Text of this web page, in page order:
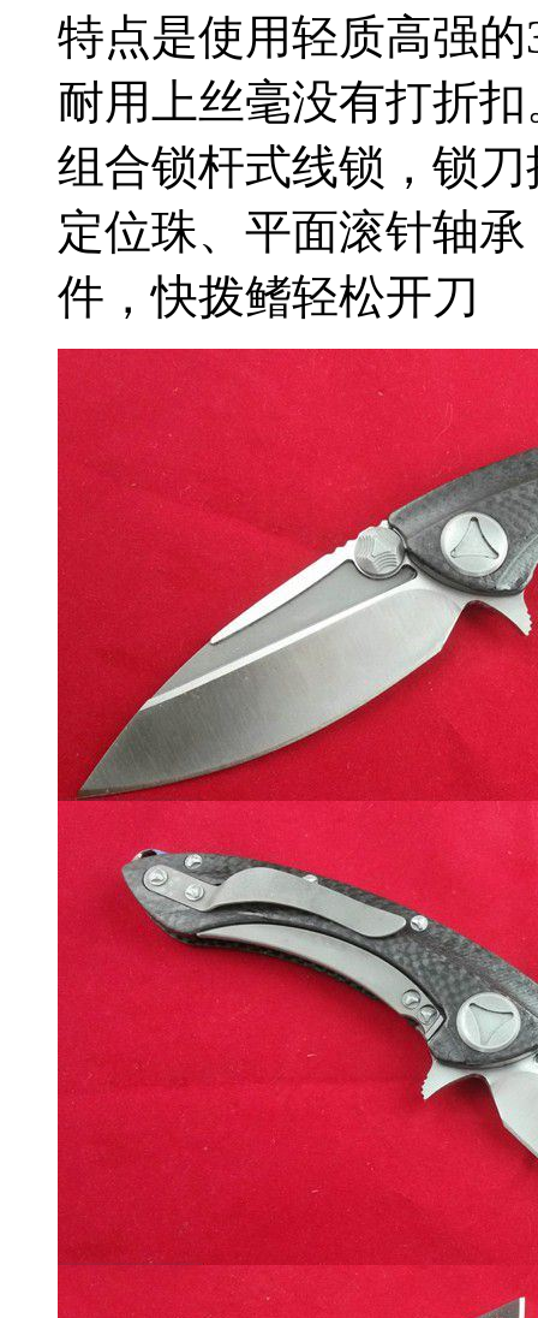
特点是使用轻质高强
耐用上丝毫没有打折
组合锁杆式线锁，锁
定位珠、平面滚针轴
件，快拨鳍轻松开刀